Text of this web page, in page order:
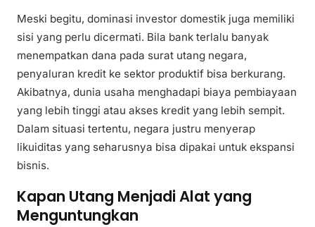
Meski begitu, dominasi investor domestik juga memiliki
sisi yang perlu dicermati. Bila bank terlalu banyak
menempatkan dana pada surat utang negara,
penyaluran kredit ke sektor produktif bisa berkurang.
Akibatnya, dunia usaha menghadapi biaya pembiayaan
yang lebih tinggi atau akses kredit yang lebih sempit.
Dalam situasi tertentu, negara justru menyerap
likuiditas yang seharusnya bisa dipakai untuk ekspansi
bisnis.
Kapan Utang Menjadi Alat yang
Menguntungkan